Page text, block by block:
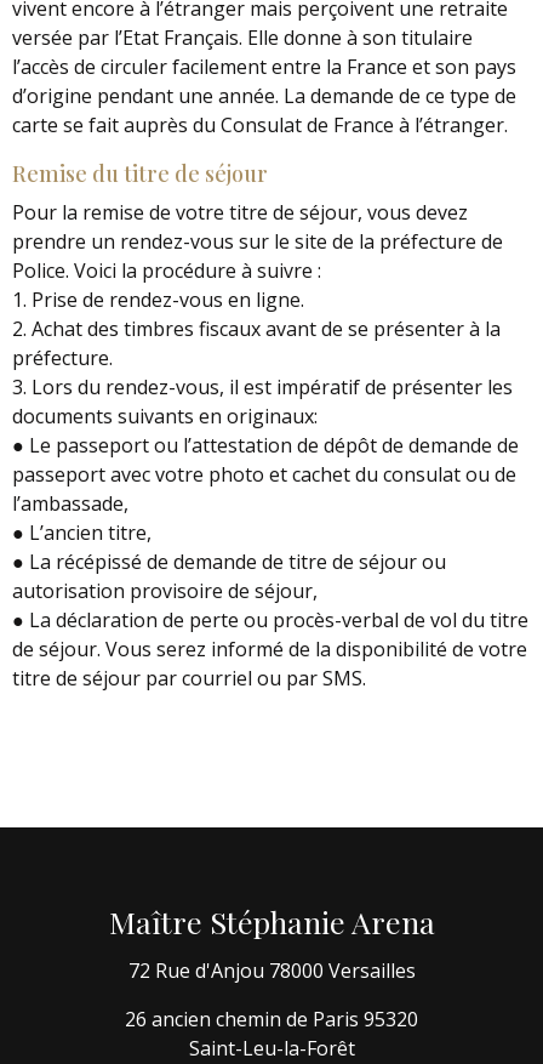
vivent encore à l’étranger mais perçoivent une retraite
versée par l’Etat Français. Elle donne à son titulaire
l’accès de circuler facilement entre la France et son pays
d’origine pendant une année. La demande de ce type de
carte se fait auprès du Consulat de France à l’étranger.
Remise du titre de séjour
Pour la remise de votre titre de séjour, vous devez
prendre un rendez-vous sur le site de la préfecture de
Police. Voici la procédure à suivre :
1. Prise de rendez-vous en ligne.
2. Achat des timbres fiscaux avant de se présenter à la
préfecture.
3. Lors du rendez-vous, il est impératif de présenter les
documents suivants en originaux:
● Le passeport ou l’attestation de dépôt de demande de
passeport avec votre photo et cachet du consulat ou de
l’ambassade,
● L’ancien titre,
● La récépissé de demande de titre de séjour ou
autorisation provisoire de séjour,
● La déclaration de perte ou procès-verbal de vol du titre
de séjour. Vous serez informé de la disponibilité de votre
titre de séjour par courriel ou par SMS.
Maître Stéphanie Arena
72 Rue d'Anjou 78000 Versailles
26 ancien chemin de Paris 95320
Saint-Leu-la-Forêt